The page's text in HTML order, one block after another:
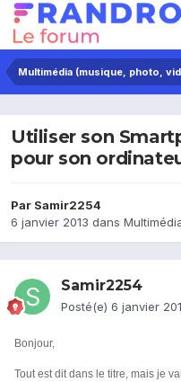
Multimédia (musique, photo,
Utiliser son
pour son
Par Samir2254
6 janvier 2013 dans
Samir2254
Posté(e) 6 janvier
Bonjour,
Tout est dit dans le titre, mais je